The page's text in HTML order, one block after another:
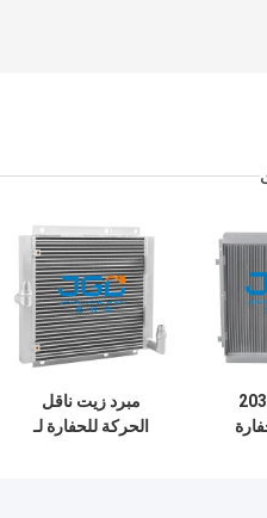
مبرد زيت ناقل
الحركة للحفارة لـ